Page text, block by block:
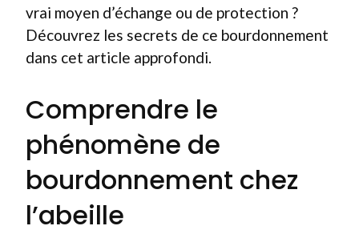
vrai moyen d’échange ou de protection ?
Découvrez les secrets de ce bourdonnement
dans cet article approfondi.
Comprendre le
phénomène de
bourdonnement chez
l’abeille